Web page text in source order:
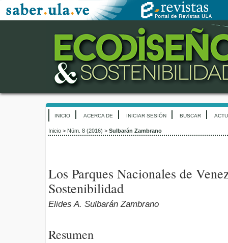
INICIO ACERCA DE INICIAR SESIÓN BUSCAR
Inicio > Núm. 8 (2016) > Sulbarán Zambrano
Los Parques Nacionales de
Sostenibilidad
Elides A. Sulbarán Zambrano
Resumen